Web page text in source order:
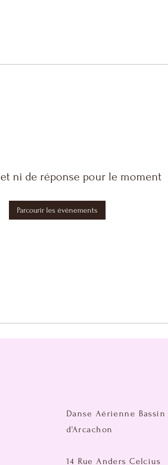
ni de réponse pour le moment
Parcourir les événements
Danse Aérienne Bassin
d'Arcachon
14 Rue Anders Celcius